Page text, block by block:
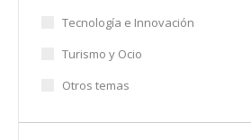
Tecnología e Innovación
Turismo y Ocio
Otros temas